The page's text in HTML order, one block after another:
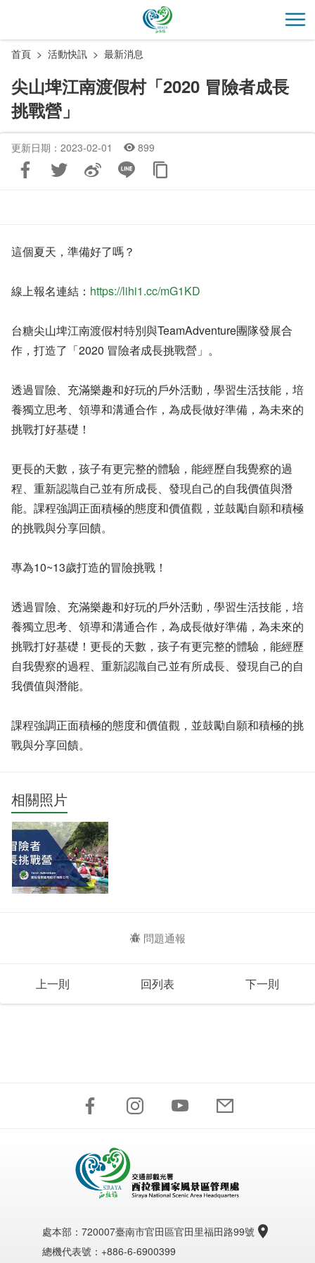
主
開
首頁 活動快訊 最新消息
尖山埤江南渡假村「2020 冒險者成長
挑戰營」
更新日期：2023-02-01 899
這個夏天，準備好了嗎？
線上報名連結： https://lihi1.cc/mG1KD
台糖尖山埤江南渡假村特別與TeamAdventure團隊發展合
作，打造了「2020 冒險者成長挑戰營」。
透過冒險、充滿樂趣和好玩的戶外活動，學習生活技能，培
養獨立思考、領導和溝通合作，為成長做好準備，為未來的
挑戰打好基礎！
更長的天數，孩子有更完整的體驗，能經歷自我覺察的過
程、重新認識自己並有所成長、發現自己的自我價值與潛
能。課程強調正面積極的態度和價值觀，並鼓勵自願和積極
的挑戰與分享回饋。
專為10~13歲打造的冒險挑戰！
透過冒險、充滿樂趣和好玩的戶外活動，學習生活技能，培
養獨立思考、領導和溝通合作，為成長做好準備，為未來的
挑戰打好基礎！更長的天數，孩子有更完整的體驗，能經歷
自我覺察的過程、重新認識自己並有所成長、發現自己的自
我價值與潛能。
課程強調正面積極的態度和價值觀，並鼓勵自願和積極的挑
戰與分享回饋。
相關照片
問題通報
上一則 回列表 下一則
處本部： 720007臺南市官田區官田里福田路99號
總機代表號：+886-6-6900399